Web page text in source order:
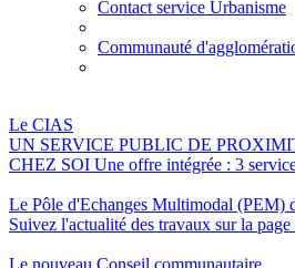
Contact service Urbanisme
Communauté
Le CIAS
UN SERVICE PUBLIC DE
CHEZ SOI Une offre intégrée : 3
Le Pôle d'Echanges Multimodal (PEM)
Suivez l'actualité des travaux sur la page
Le nouveau Conseil communautaire